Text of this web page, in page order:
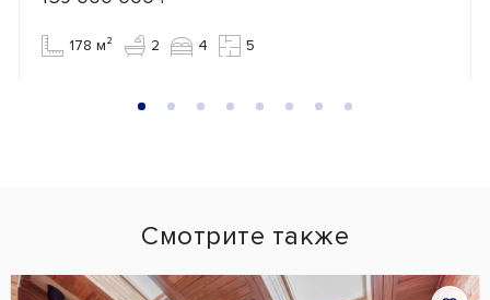
178 м² 2 4 5
Смотрите также